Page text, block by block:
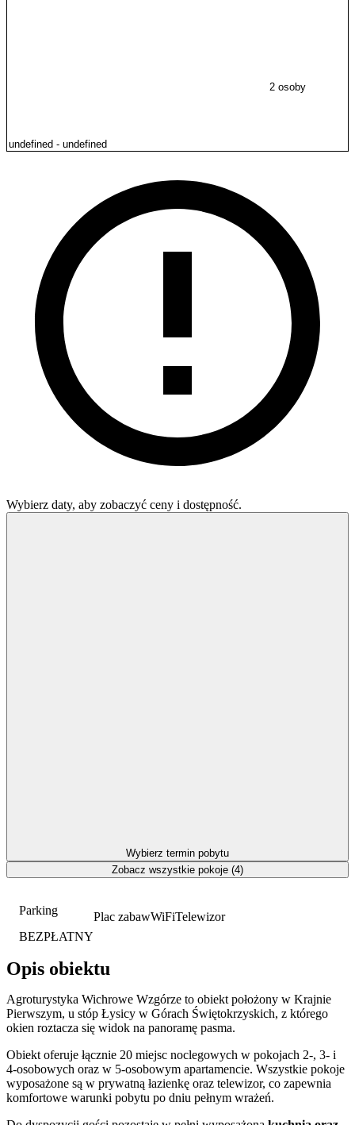
Parking
BEZPŁATNY
Plac zabawWiFiTelewizor
Opis obiektu
Agroturystyka Wichrowe Wzgórze to obiekt położony w Krajnie
Pierwszym, u stóp Łysicy w Górach Świętokrzyskich, z którego
okien roztacza się widok na panoramę pasma.
Obiekt oferuje łącznie 20 miejsc noclegowych w pokojach 2-, 3- i
4-osobowych oraz w 5-osobowym apartamencie. Wszystkie pokoje
wyposażone są w prywatną łazienkę oraz telewizor, co zapewnia
komfortowe warunki pobytu po dniu pełnym wrażeń.
2 osoby
Wybierz daty, aby zobaczyć ceny i dostępność.
Wybierz termin pobytu
Zobacz wszystkie pokoje (4)